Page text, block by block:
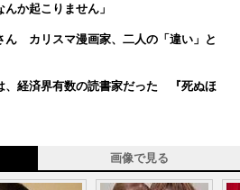
か起こりません」
ん カリスマ漫画家、二人の「違い」と
、経済界有数の読書家だった 『死ぬほ
画像で見る